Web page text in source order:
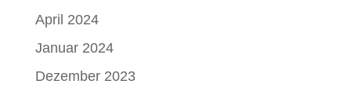
April 2024
Januar 2024
Dezember 2023